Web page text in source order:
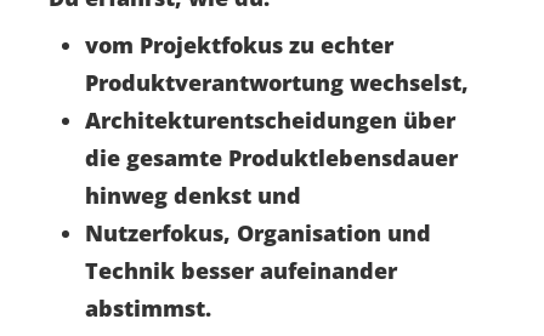
vom Projektfokus zu echter
Produktverantwortung wechselst,
Architekturentscheidungen über
die gesamte Produktlebensdauer
hinweg denkst und
Nutzerfokus, Organisation und
Technik besser aufeinander
abstimmst.